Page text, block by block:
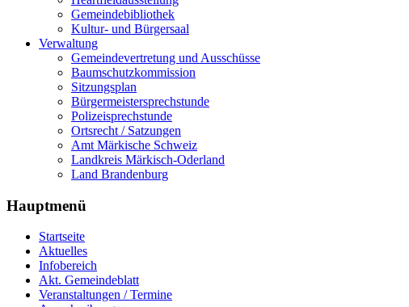
Gemeindebibliothek
Kultur- und Bürgersaal
Verwaltung
Gemeindevertretung und Ausschüsse
Baumschutzkommission
Sitzungsplan
Bürgermeistersprechstunde
Polizeisprechstunde
Ortsrecht / Satzungen
Amt Märkische Schweiz
Landkreis Märkisch-Oderland
Land Brandenburg
Hauptmenü
Startseite
Aktuelles
Infobereich
Akt. Gemeindeblatt
Veranstaltungen / Termine